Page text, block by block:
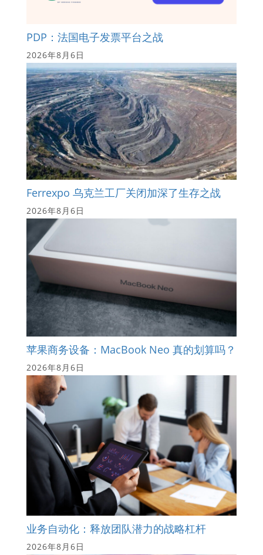
PDP：法国电子发票平台之战
2026年8月6日
Ferrexpo 乌克兰工厂关闭加深了生存之战
2026年8月6日
苹果商务设备：MacBook Neo 真的划算吗？
2026年8月6日
业务自动化：释放团队潜力的战略杠杆
2026年8月6日